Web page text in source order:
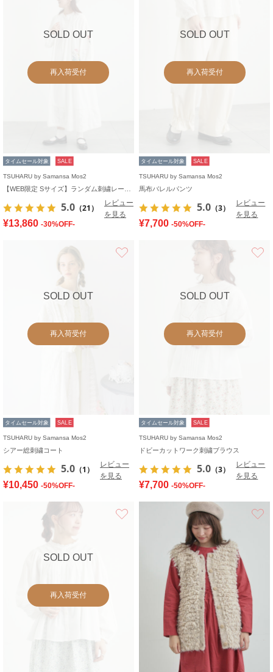
SOLD OUT
再入荷受付
タイムセール対象 SALE
TSUHARU by Samansa Mos2
5.0 （21）
レビュー
を見る
¥13,860 -30%OFF-
SOLD OUT
再入荷受付
タイムセール対象 SALE
TSUHARU by Samansa Mos2
馬布バレルパンツ
5.0 （3）
レビュー
を見る
¥7,700 -50%OFF-
SOLD OUT
再入荷受付
タイムセール対象 SALE
TSUHARU by Samansa Mos2
シアー総刺繍コート
5.0 （1）
レビュー
を見る
¥10,450 -50%OFF-
SOLD OUT
再入荷受付
タイムセール対象 SALE
TSUHARU by Samansa Mos2
ドビーカットワーク刺繍ブラウス
5.0 （3）
レビュー
を見る
¥7,700 -50%OFF-
SOLD OUT
再入荷受付